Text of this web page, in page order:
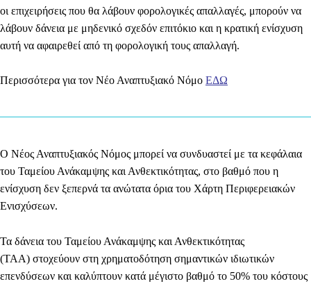
οι επιχειρήσεις που θα λάβουν φορολογικές απαλλαγές, μπορούν να
λάβουν δάνεια με μηδενικό σχεδόν επιτόκιο και η κρατική ενίσχυση
αυτή να αφαιρεθεί από τη φορολογική τους απαλλαγή.
Περισσότερα για τον Νέο Αναπτυξιακό Νόμο ΕΔΩ
O Νέος Αναπτυξιακός Νόμος μπορεί να συνδυαστεί με τα κεφάλαια
του Ταμείου Ανάκαμψης και Ανθεκτικότητας, στο βαθμό που η
ενίσχυση δεν ξεπερνά τα ανώτατα όρια του Χάρτη Περιφερειακών
Ενισχύσεων.
Τα δάνεια του Ταμείου Ανάκαμψης και Ανθεκτικότητας
(ΤΑΑ) στοχεύουν στη χρηματοδότηση σημαντικών ιδιωτικών
επενδύσεων και καλύπτουν κατά μέγιστο βαθμό το 50% του κόστους